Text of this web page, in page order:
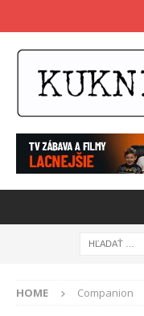
HOME Companion